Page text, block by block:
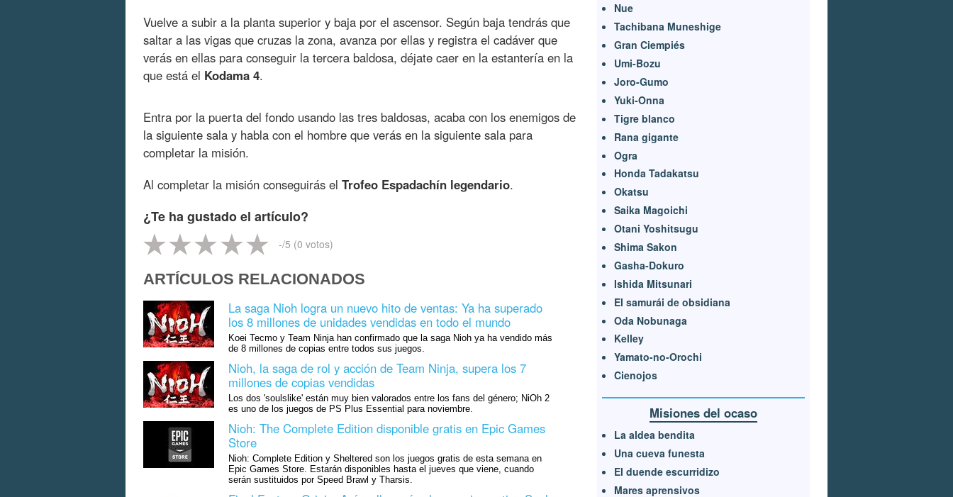
Vuelve a subir a la planta superior y baja por el ascensor. Según baja tendrás que
saltar a las vigas que cruzas la zona, avanza por ellas y registra el cadáver que
verás en ellas para conseguir la tercera baldosa, déjate caer en la estantería en la
que está el Kodama 4.
Entra por la puerta del fondo usando las tres baldosas, acaba con los enemigos de
la siguiente sala y habla con el hombre que verás en la siguiente sala para
completar la misión.
Al completar la misión conseguirás el Trofeo Espadachín legendario.
¿Te ha gustado el artículo?
-/5 (0 votos)
ARTÍCULOS RELACIONADOS
La saga Nioh logra un nuevo hito de ventas: Ya ha superado
los 8 millones de unidades vendidas en todo el mundo
Koei Tecmo y Team Ninja han confirmado que la saga Nioh ya ha vendido más
de 8 millones de copias entre todos sus juegos.
Nioh, la saga de rol y acción de Team Ninja, supera los 7
millones de copias vendidas
Los dos 'soulslike' están muy bien valorados entre los fans del género; NiOh 2
es uno de los juegos de PS Plus Essential para noviembre.
Nioh: The Complete Edition disponible gratis en Epic Games
Store
Nioh: Complete Edition y Sheltered son los juegos gratis de esta semana en
Epic Games Store. Estarán disponibles hasta el jueves que viene, cuando
serán sustituidos por Speed Brawl y Tharsis.
Nue
Tachibana Muneshige
Gran Ciempiés
Umi-Bozu
Joro-Gumo
Yuki-Onna
Tigre blanco
Rana gigante
Ogra
Honda Tadakatsu
Okatsu
Saika Magoichi
Otani Yoshitsugu
Shima Sakon
Gasha-Dokuro
Ishida Mitsunari
El samurái de obsidiana
Oda Nobunaga
Kelley
Yamato-no-Orochi
Cienojos
Misiones del ocaso
La aldea bendita
Una cueva funesta
El duende escurridizo
Mares aprensivos